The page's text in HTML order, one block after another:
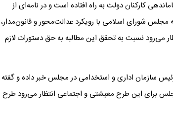
شرکتی به طرح ساماندهی کارکنان دولت به راه افتاده است و در نامه‌ای از
شورای اسلامی با رویکرد عدالت‌محور و قانون‌مدار،
می‌رود نسبت به تحقق این مطالبه به‌ حق دستورات لازم
سازمان اداری و استخدامی در مجلس خبر داده و گفته
برای این طرح معیشتی و اجتماعی انتظار می‌رود طرح